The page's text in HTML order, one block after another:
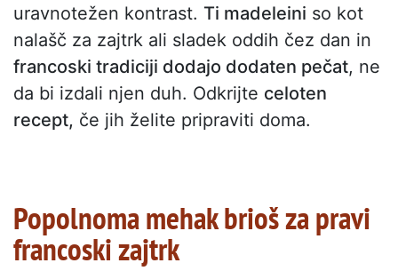
uravnotežen kontrast. Ti madeleini so kot
nalašč za zajtrk ali sladek oddih čez dan in
francoski tradiciji dodajo dodaten pečat, ne
da bi izdali njen duh. Odkrijte celoten
recept, če jih želite pripraviti doma.
Popolnoma mehak brioš za pravi
francoski zajtrk